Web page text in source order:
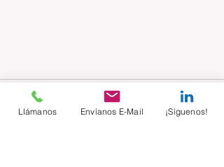
Llámanos Envíanos E-Mail ¡Síguenos!